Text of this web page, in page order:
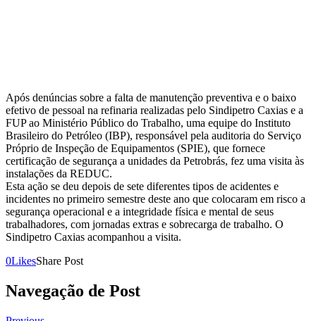
Após denúncias sobre a falta de manutenção preventiva e o baixo
efetivo de pessoal na refinaria realizadas pelo Sindipetro Caxias e a
FUP ao Ministério Público do Trabalho, uma equipe do Instituto
Brasileiro do Petróleo (IBP), responsável pela auditoria do Serviço
Próprio de Inspeção de Equipamentos (SPIE), que fornece
certificação de segurança a unidades da Petrobrás, fez uma visita às
instalações da REDUC.
Esta ação se deu depois de sete diferentes tipos de acidentes e
incidentes no primeiro semestre deste ano que colocaram em risco a
segurança operacional e a integridade física e mental de seus
trabalhadores, com jornadas extras e sobrecarga de trabalho. O
Sindipetro Caxias acompanhou a visita.
0LikesShare Post
Navegação de Post